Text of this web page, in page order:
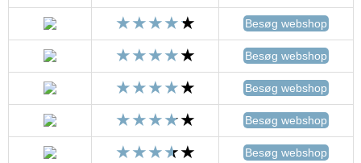
Besøg webshop
Besøg webshop
Besøg webshop
Besøg webshop
Besøg webshop